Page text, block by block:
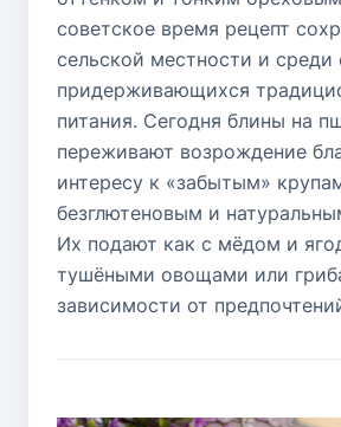
советское время рецепт
сельской местности и среди
придерживающихся
питания. Сегодня блины на
переживают возрождение
интересу к «забытым»
безглютеновым и
Их подают как с мёдом и
тушёными овощами или
зависимости от